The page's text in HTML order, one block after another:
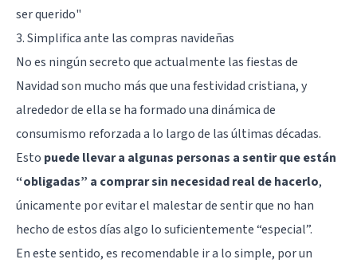
ser querido"
3. Simplifica ante las compras navideñas
No es ningún secreto que actualmente las fiestas de
Navidad son mucho más que una festividad cristiana, y
alrededor de ella se ha formado una dinámica de
consumismo reforzada a lo largo de las últimas décadas.
Esto puede llevar a algunas personas a sentir que están
“obligadas” a comprar sin necesidad real de hacerlo,
únicamente por evitar el malestar de sentir que no han
hecho de estos días algo lo suficientemente “especial”.
En este sentido, es recomendable ir a lo simple, por un